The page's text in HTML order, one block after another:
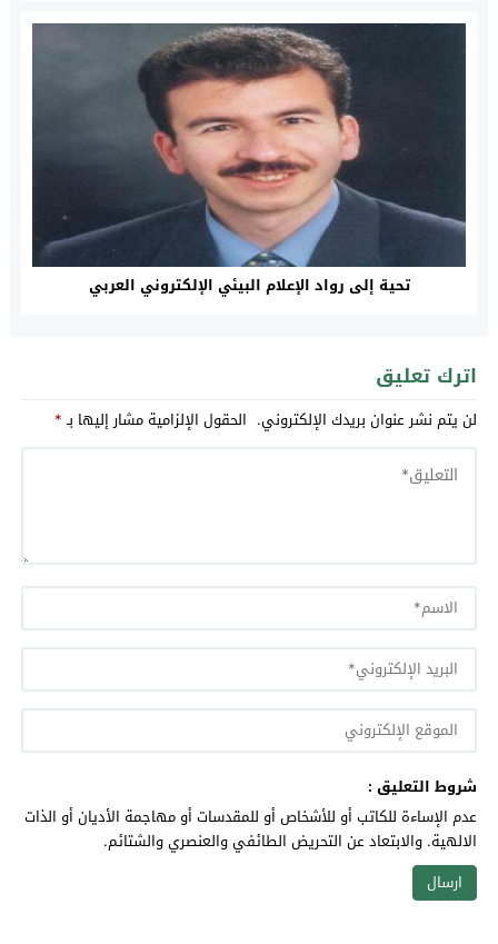
تحية إلى رواد الإعلام البيئي الإلكتروني العربي
اترك تعليق
لن يتم نشر عنوان بريدك الإلكتروني. الحقول الإلزامية مشار إليها بـ*
شروط التعليق :
عدم الإساءة للكاتب أو للأشخاص أو للمقدسات أو مهاجمة الأديان أو الذات
الالهية. والابتعاد عن التحريض الطائفي والعنصري والشتائم.